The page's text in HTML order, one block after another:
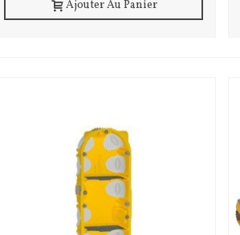
Ajouter Au Panier